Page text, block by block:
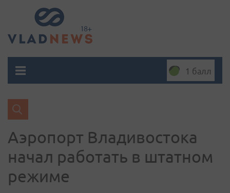
1 балл
Аэропорт Владивостока
начал работать в штатном
режиме